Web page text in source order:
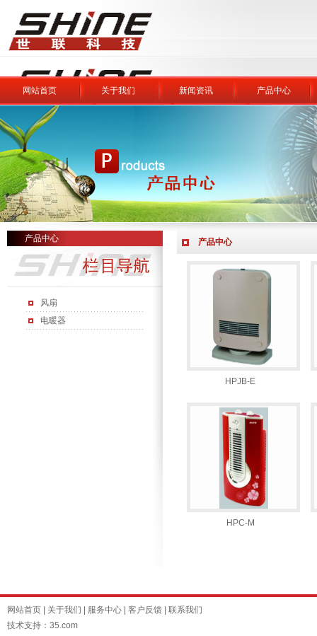
网站首页 关于我们 新闻资讯 产品中心
产品中心
风扇
电暖器
产品中心
HPJB-E
HPC-M
网站首页 关于我们 服务中心 客户反馈
联系我们
技术支持：35.com